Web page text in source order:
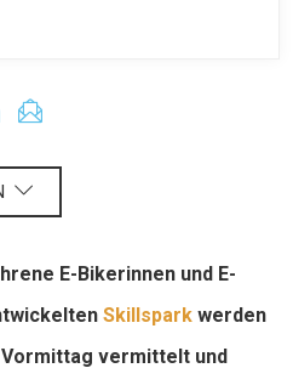
E-Bikerinnen und E-
Skillspark werden
vermittelt und